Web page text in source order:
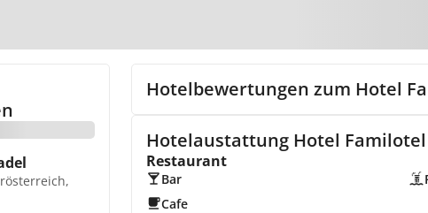
Hotelbewertungen zum Hotel
Hotelaustattung Hotel
Restaurant
Bar
Cafe